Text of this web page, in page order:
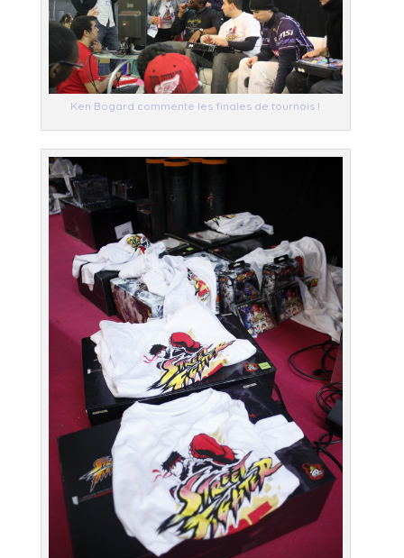
Ken Bogard commente les finales de tournois !